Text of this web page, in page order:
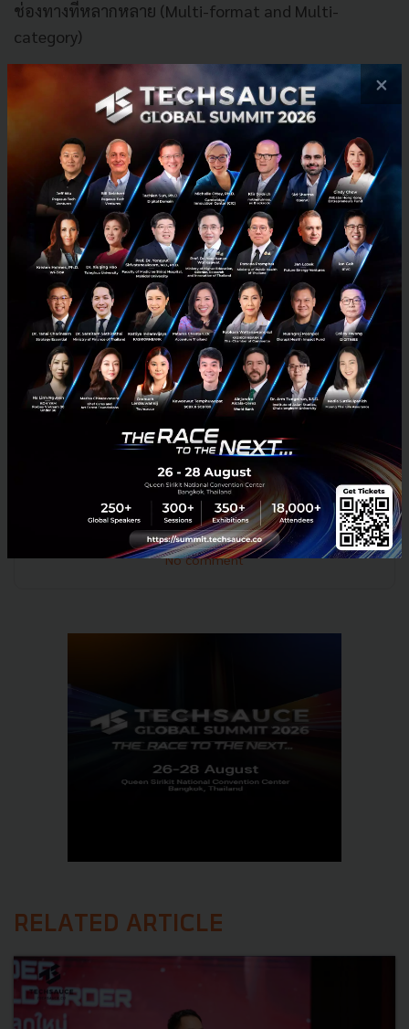
ช่องทางที่หลากหลาย (Multi-format and Multi-
category)
ซึ่งประกอบด้วย ห้างสรรพสินค้า ร้านขายสินค้าเฉพาะทาง
พลาซ่า ไฮเปอร์มาร์เก็ต ซูเปอร์มาร์เก็ต และร้านจําหน่าย
สินค้าดีไอวาย (DIY) ในประเทศไทย ทั้งยังมีการประกอบ
ธุรกิจในประเทศ เวียดนามและประเทศอิตาลี นอกจากนี้
ด้วยขนาดธุรกิจของเซ็นทรัล รีเทลและการที่ เซ็นทรัล
รีเทล ได้วางรากฐานการให้บริการ ผ่านแพลตฟอร์ม
Omni-channel มาอย่างยาวนาน
ประกอบกับกลยุทธ์ในการดําเนินงานที่จะพัฒนา
แพลตฟอร์ม Omni-channel อย่างต่อเนื่อง จะช่วยสงเสริม
ความสามารถในการแข่งขันของ เซ็นทรัล รีเทล และ
สามารถรับมือกับการเปลี่ยนแปลงของอุตสาหกรรมค้าปลีก
ในอนาคต ในขณะที่การดําเนินธุรกิจของ Robinson มี
ความหลากหลายน้อยกว่าและ เน้นแต่ธุรกิจใน
ประเทศไทยเป็นหลักเท่านั้น
Robinson Central Retail
No comment
RELATED ARTICLE
×